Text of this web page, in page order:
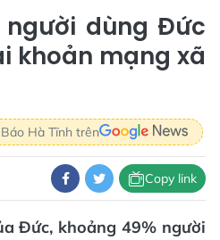
dùng Đức
khoản mạng xã
Hà Tĩnh trên
Copy link
Đức, khoảng 49% người